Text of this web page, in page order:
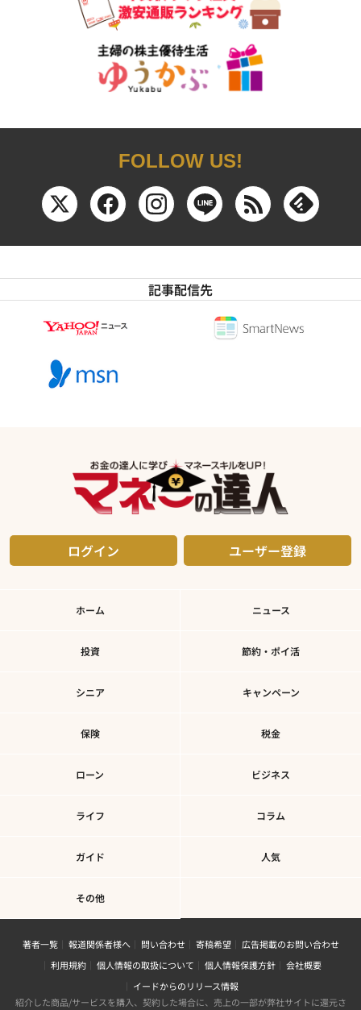
FOLLOW US!
記事配信先
ログイン ユーザー登録
ホーム ニュース
投資 節約・ポイ活
シニア キャンペーン
保険 税金
ローン ビジネス
ライフ コラム
ガイド 人気
その他
著者一覧 報道関係者様へ 問い合わせ 寄稿希望
広告掲載のお問い合わせ
利用規約
個人情報の取扱について 個人情報保護方針
会社概要
イードからのリリース情報
紹介した商品/サービスを購入、契約した場合に、売上の一部が弊社サイトに還元さ